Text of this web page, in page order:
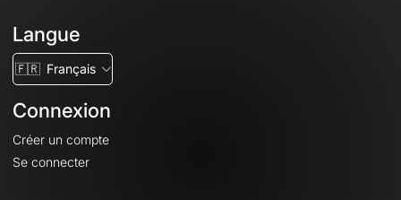
Langue
🇫🇷 Français
Connexion
Créer un compte
Se connecter